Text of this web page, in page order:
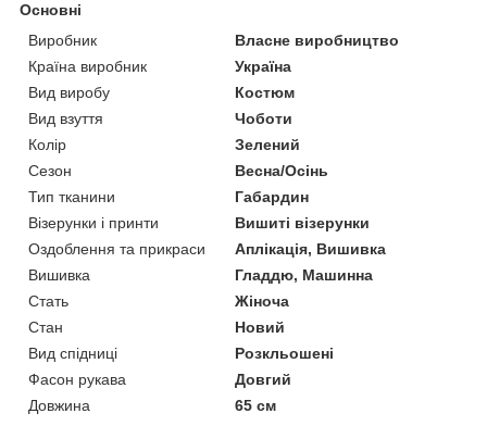
Основні
Виробник
Власне виробництво
Країна виробник
Україна
Вид виробу
Костюм
Вид взуття
Чоботи
Колір
Зелений
Сезон
Весна/Осінь
Тип тканини
Габардин
Візерунки і принти
Вишиті візерунки
Оздоблення та прикраси
Аплікація, Вишивка
Вишивка
Гладдю, Машинна
Стать
Жіноча
Стан
Новий
Вид спідниці
Розкльошені
Фасон рукава
Довгий
Довжина
65 см